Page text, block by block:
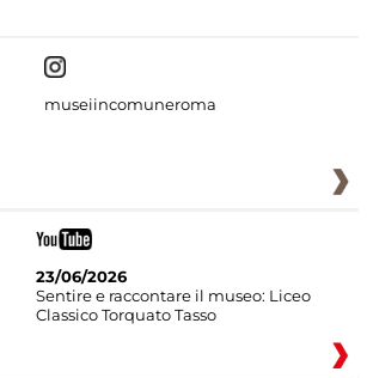
museiincomuneroma
23/06/2026
Sentire e raccontare il museo: Liceo
Classico Torquato Tasso